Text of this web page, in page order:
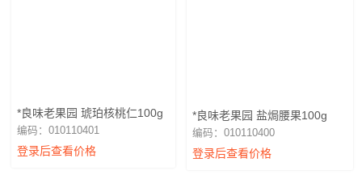
*良味老果园 琥珀核桃仁100g
编码：010110401
登录后查看价格
*良味老果园 盐焗腰果100g
编码：010110400
登录后查看价格